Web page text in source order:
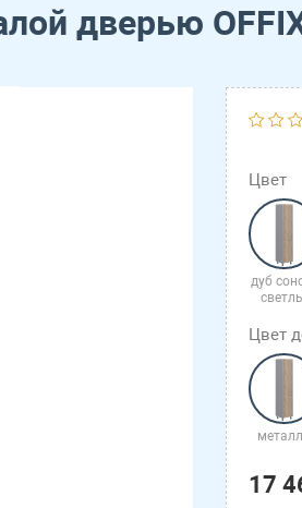
дверью
Цвет
дуб
Цвет
17